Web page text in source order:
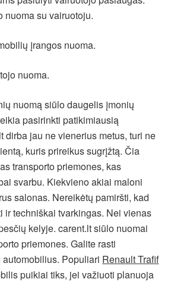
nuoma su vairuotoju.
įrangos nuoma.
nuoma.
nuomą siūlo daugelis įmonių
pasirinkti patikimiausią
dirba jau ne vienerius metus, turi ne
kuris prireikus sugrįžtą. Čia
transporto priemones, kas
svarbu. Kiekvieno akiai maloni
salonas. Nereikėtų pamiršti, kad
ir techniškai tvarkingas. Nei vienas
kelyje. carent.lt siūlo nuomai
priemones. Galite rasti
Populiari Renault Trafif
puikiai tiks, jei važiuoti planuoja